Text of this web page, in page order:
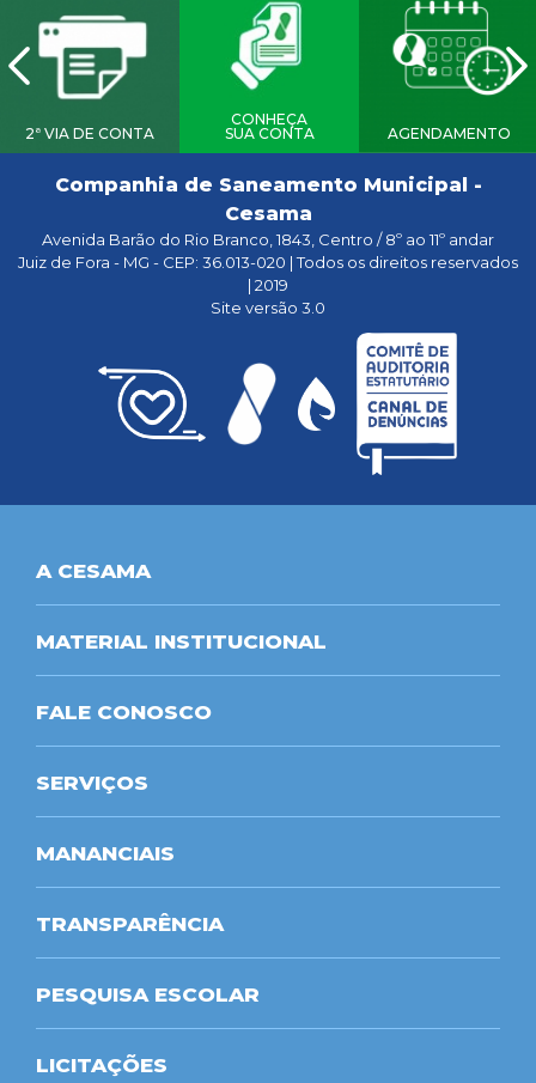
2ª VIA DE CONTA
CONHEÇA
SUA CONTA
AGENDAMENTO
Companhia de Saneamento Municipal -
Cesama
Avenida Barão do Rio Branco, 1843, Centro / 8º ao 11º andar
Juiz de Fora - MG - CEP: 36.013-020 | Todos os direitos reservados
| 2019
Site versão 3.0
A CESAMA
MATERIAL INSTITUCIONAL
FALE CONOSCO
SERVIÇOS
MANANCIAIS
TRANSPARÊNCIA
PESQUISA ESCOLAR
LICITAÇÕES